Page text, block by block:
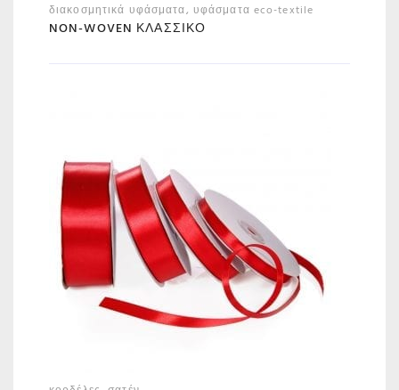
διακοσμητικά υφάσματα, υφάσματα eco-textile
NON-WOVEN ΚΛΑΣΣΙΚΌ